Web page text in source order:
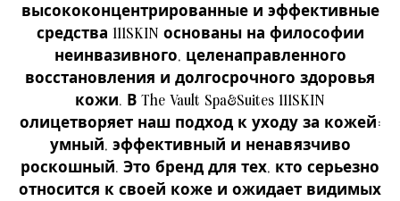
высококонцентрированные и эффективные
средства 111SKIN основаны на философии
неинвазивного, целенаправленного
восстановления и долгосрочного здоровья
кожи. В The Vault Spa&Suites 111SKIN
олицетворяет наш подход к уходу за кожей:
умный, эффективный и ненавязчиво
роскошный. Это бренд для тех, кто серьезно
относится к своей коже и ожидает видимых